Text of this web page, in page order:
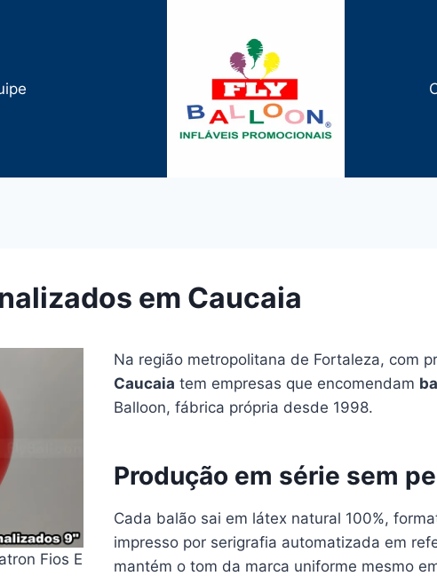
em Caucaia
Fios E
Na região metropolitana de Fortaleza, com
Caucaia tem empresas que encomendam
Balloon, fábrica própria desde 1998.
Produção em série sem
Cada balão sai em látex natural 100%,
impresso por serigrafia automatizada em
mantém o tom da marca uniforme mesmo